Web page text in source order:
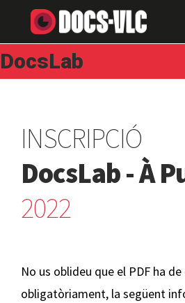
DocsLab
INSCRIPCIÓ
DocsLab - À
2022
No us oblideu que el PDF ha
obligatòriament, la següent